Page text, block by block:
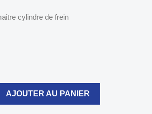
cylindre de frein
AJOUTER AU PANIER